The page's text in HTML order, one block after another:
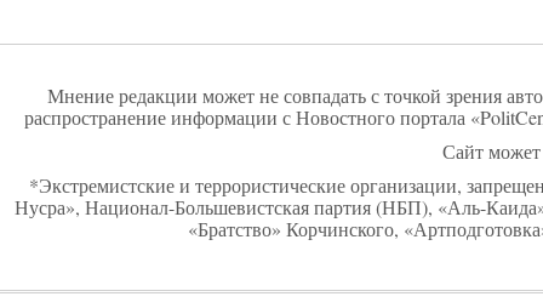
Мнение редакции может не совпадать с точкой зрения
распространение информации с Новостного портала
Сайт может
*Экстремистские и террористические организации,
Нусра», Национал-Большевистская партия (НБП), «Аль-
«Братство» Корчинского,